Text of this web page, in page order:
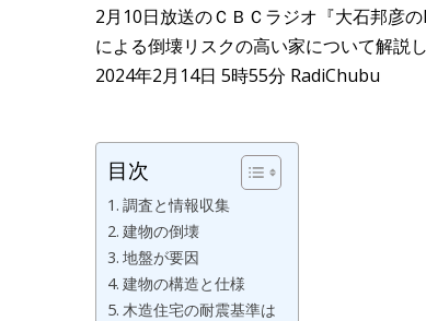
2月10日放送のＣＢＣラジオ『大石邦彦
による倒壊リスクの高い家について解説し
2024年2月14日 5時55分 RadiChubu
目次
調査と情報収集
建物の倒壊
地盤が要因
建物の構造と仕様
木造住宅の耐震基準は